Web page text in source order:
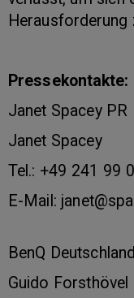
Herausforderung
Pressekontakte:
Janet Spacey PR
Janet Spacey
Tel.: +49 241 99
E-Mail:
BenQ
Guido Forsthövel